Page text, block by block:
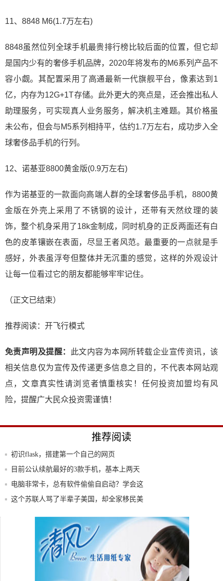
11、8848 M6(1.7万左右)
8848虽然位列全球手机最贵排行榜比较后面的位置，但它却
是国内少有的奢侈手机品牌，2020年将发布的M6系列产品不
容小觑。其配置采用了高通最新一代旗舰平台，像素达到1
亿，内存为12G+1T存储。此外更大的亮点是，还会推出私人
助理服务，可实现真人业务服务，解决机主难题。其价格虽
未公布，但会与M5系列相持平，估约1.7万左右，成功步入全
球奢侈品手机的行列。
12、诺基亚8800黄金版(0.9万左右)
作为诺基亚的一款面向高端人群的全球奢侈品手机，8800黄
金版在外壳上采用了不锈钢的设计，还带有天然纹理的装
饰，整个机身采用了18k金制成，同时机身的正反两面还有白
色的皮革镶嵌在表面，尽显王者风范。最重要的一点就是手
感好，外表虽浮夸但整体并无沉重的感觉，这样的外观设计
让每一位看过它的朋友都能够牢牢记住。
（正文已结束）
推荐阅读： 开飞行模式
免责声明及提醒：
此文内容为本网所转载企业宣传资讯，该
相关信息仅为宣传及传递更多信息之目的，不代表本网站观
点，文章真实性请浏览者慎重核实！任何投资加盟均有风
险，提醒广大民众投资需谨慎！
推荐阅读
初识flask，搭建第一个自己的网页
目前公认续航最好的3款手机，基本上两天
一充，
电脑非常卡，总有软件偷偷自启动？学会这
1招，
这个苏联人骂了半辈子美国，却全家移民美
今日推荐 | 人类的600万年，信任的600